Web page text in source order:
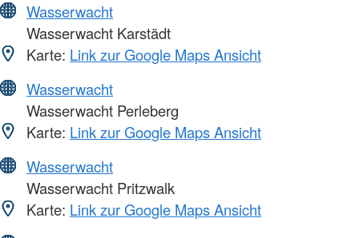
Wasserwacht
Wasserwacht Karstädt
Karte: Link zur Google Maps Ansicht
Wasserwacht
Wasserwacht Perleberg
Karte: Link zur Google Maps Ansicht
Wasserwacht
Wasserwacht Pritzwalk
Karte: Link zur Google Maps Ansicht